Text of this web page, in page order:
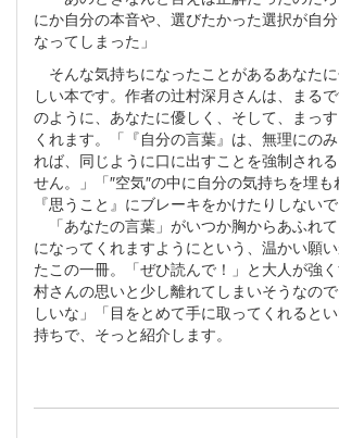
にか自分の本音や、選びたかった選択が自
なってしまった」
そんな気持ちになったことがあるあなた
しい本です。作者の辻村深月さんは、まる
のように、あなたに優しく、そして、まっ
くれます。「『自分の言葉』は、無理にの
れば、同じように口に出すことを強制され
せん。」「″空気″の中に自分の気持ちを埋も
『思うこと』にブレーキをかけたりしない
「あなたの言葉」がいつか胸からあふれ
になってくれますようにという、温かい願
たこの一冊。「ぜひ読んで！」と大人が強
村さんの思いと少し離れてしまいそうなの
しいな」「目をとめて手に取ってくれると
持ちで、そっと紹介します。